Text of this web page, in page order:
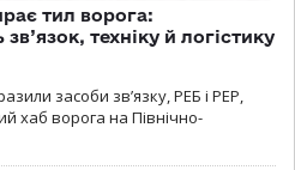
тил ворога:
техніку й логістику
засоби зв’язку, РЕБ і РЕР,
хаб ворога на Північно-